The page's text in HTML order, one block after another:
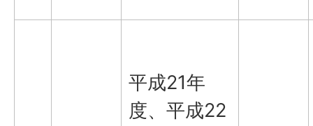
平成21年
度、平成22